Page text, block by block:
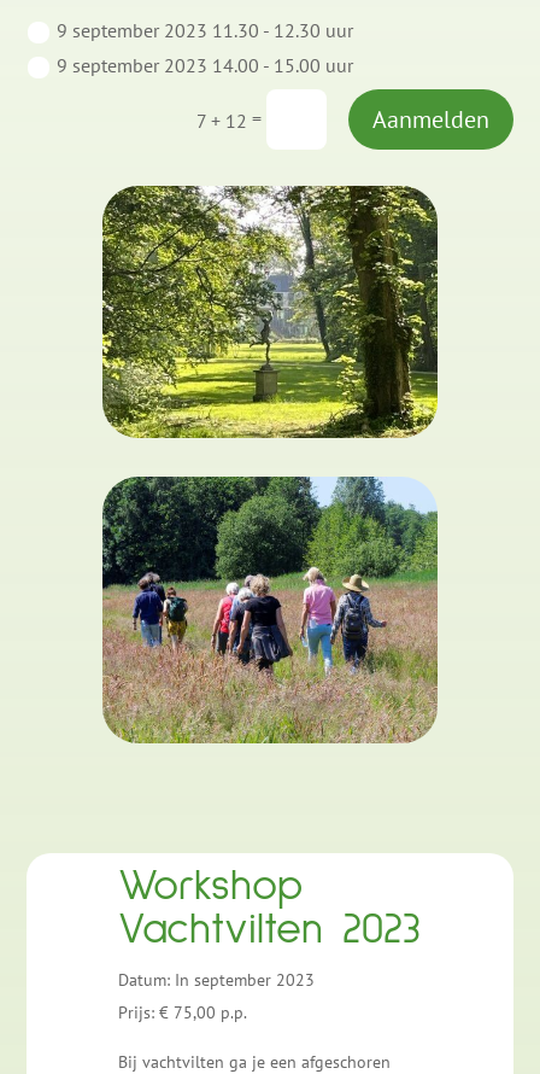
9 september 2023 11.30 - 12.30 uur
9 september 2023 14.00 - 15.00 uur
7 + 12 = Aanmelden
Workshop
Vachtvilten 2023
Datum: In september 2023
Prijs: € 75,00 p.p.
Bij vachtvilten ga je een afgeschoren